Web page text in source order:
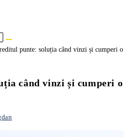
când vinzi și cumperi o